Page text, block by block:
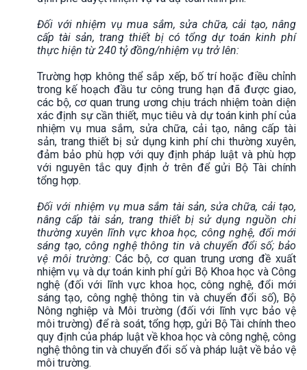
Đối với nhiệm vụ mua sắm, sửa chữa, cải tạo, nâng
cấp tài sản, trang thiết bị có tổng dự toán kinh phí
thực hiện từ 240 tỷ đồng/nhiệm vụ trở lên:
Trường hợp không thể sắp xếp, bố trí hoặc điều chỉnh
trong kế hoạch đầu tư công trung hạn đã được giao,
các bộ, cơ quan trung ương chịu trách nhiệm toàn diện
xác định sự cần thiết, mục tiêu và dự toán kinh phí của
nhiệm vụ mua sắm, sửa chữa, cải tạo, nâng cấp tài
sản, trang thiết bị sử dụng kinh phí chi thường xuyên,
đảm bảo phù hợp với quy định pháp luật và phù hợp
với nguyên tắc quy định ở trên để gửi Bộ Tài chính
tổng hợp.
Đối với nhiệm vụ mua sắm tài sản, sửa chữa, cải tạo,
nâng cấp tài sản, trang thiết bị sử dụng nguồn chi
thường xuyên lĩnh vực khoa học, công nghệ, đổi mới
sáng tạo, công nghệ thông tin và chuyển đổi số; bảo
vệ môi trường:Các bộ, cơ quan trung ương đề xuất
nhiệm vụ và dự toán kinh phí gửi Bộ Khoa học và Công
nghệ (đối với lĩnh vực khoa học, công nghệ, đổi mới
sáng tạo, công nghệ thông tin và chuyển đổi số), Bộ
Nông nghiệp và Môi trường (đối với lĩnh vực bảo vệ
môi trường) để rà soát, tổng hợp, gửi Bộ Tài chính theo
quy định của pháp luật về khoa học và công nghệ, công
nghệ thông tin và chuyển đổi số và pháp luật về bảo vệ
môi trường.